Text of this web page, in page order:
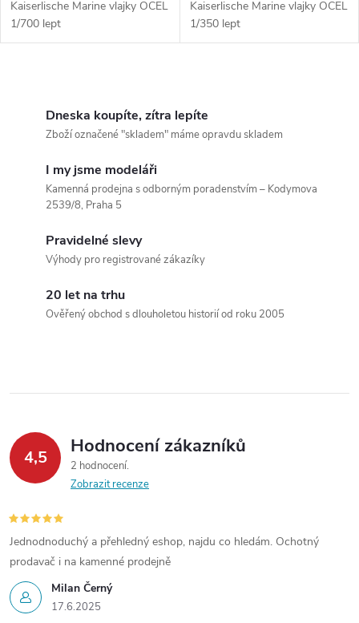
Kaiserlische Marine vlajky OCEL
1/700 lept
Kaiserlische Marine vlajky OCEL
1/350 lept
k
y
v
ý
p
i
Dneska koupíte, zítra lepíte
Zboží označené "skladem" máme opravdu skladem
I my jsme modeláři
Kamenná prodejna s odborným poradenstvím – Kodymova
2539/8, Praha 5
Pravidelné slevy
Výhody pro registrované zákazíky
20 let na trhu
Ověřený obchod s dlouholetou historií od roku 2005
4,5 Hodnocení zákazníků
2 hodnocení
Zobrazit recenze
Milan Černý
17.6.2025
Jednodnoduchý a přehledný eshop, najdu co hledám. Ochotný
prodavač i na kamenné prodejně